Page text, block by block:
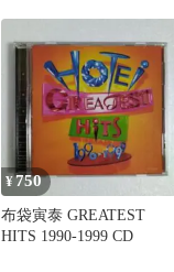
¥750
布袋寅泰 GREATEST
HITS 1990-1999 CD